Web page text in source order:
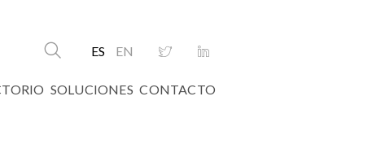
ES EN
SOLUCIONES CONTACTO